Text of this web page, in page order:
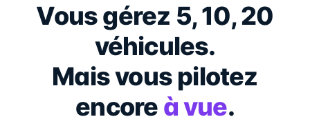
Vous gérez 5, 10, 20
véhicules.
Mais vous pilotez
encore à vue.